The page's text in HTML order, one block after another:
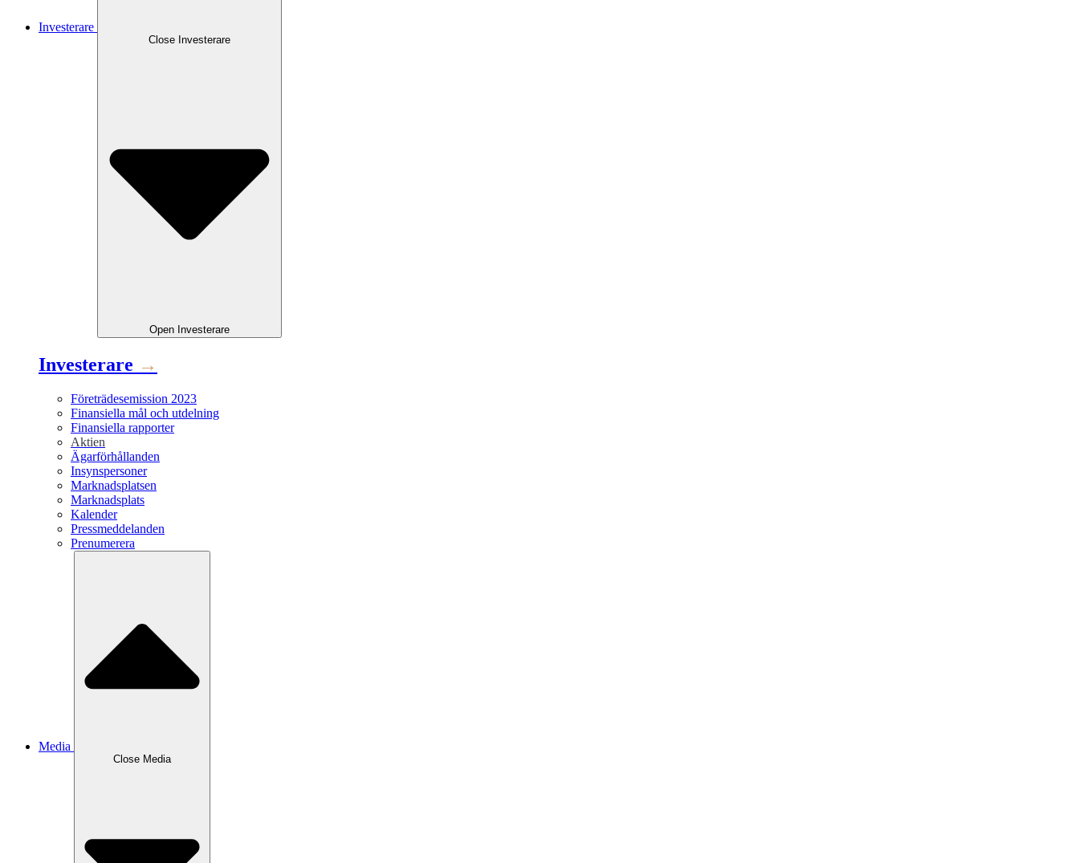
Investerare
Close Investerare
Open Investerare
Investerare →
Företrädesemission 2023
Finansiella mål och utdelning
Finansiella rapporter
Aktien
Ägarförhållanden
Insynspersoner
Marknadsplatsen
Marknadsplats
Kalender
Pressmeddelanden
Prenumerera
Media
Close Media